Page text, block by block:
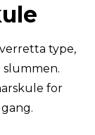
type,
slummen.
for